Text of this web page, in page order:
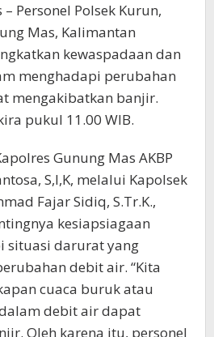
Personel Polsek Kurun,
Mas, Kalimantan
kewaspadaan dan
menghadapi perubahan
mengakibatkan banjir.
pukul 11.00 WIB.
Gunung Mas AKBP
S,I,K, melalui Kapolsek
Fajar Sidiq, S.Tr.K.,
kesiapsiagaan
situasi darurat yang
debit air. “Kita
cuaca buruk atau
debit air dapat
Oleh karena itu, personel